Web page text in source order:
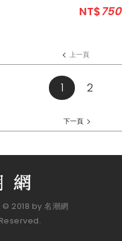
NT$750
上一頁
1 (current)
2
下一頁
2018 by 名潮網